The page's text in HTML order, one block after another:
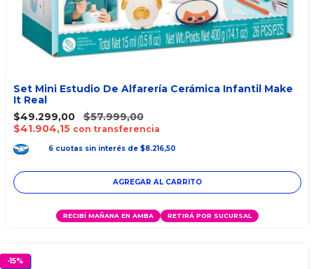
Set Mini Estudio De Alfarería Cerámica Infantil Make
It Real
$49.299,00
$57.999,00
$41.904,15 con transferencia
6 cuotas sin interés de $8.216,50
RECIBÍ MAÑANA EN AMBA RETIRÁ POR SUCURSAL
-15%